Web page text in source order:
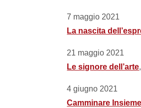
7 maggio 2021
La nascita
21 maggio 2021
Le signore dell’arte
4 giugno 2021
Camminare